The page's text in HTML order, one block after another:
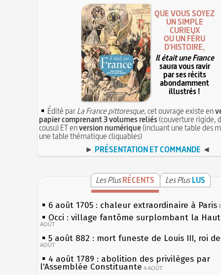
QUE VOUS SOYEZ
UN SIMPLE
CURIEUX
OU UN FÉRU
D'HISTOIRE,
Il était une France
saura vous ravir
par ses récits
abondamment
illustrés !
Édité parLa France pittoresque, cet ouvrage existe en
papier comprenant 3 volumes reliés(couverture rigide,
cousu) ET enversion numérique(incluant une table des
une table thématique cliquables)
► PRÉSENTATION ET COMMANDE ◄
Les PlusRÉCENTS Les Plus LUS
6 août 1705 : chaleur extraordinaire à Paris
Occi : village fantôme surplombant la
AOÛT
5 août 882 : mort funeste de Louis III, roi
AOÛT
4 août 1789 : abolition des privilèges par
l'Assemblée Constituante 4 AOÛT